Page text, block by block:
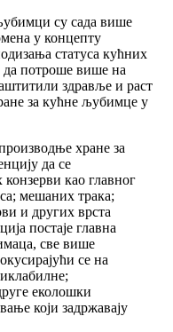
су сада више
у концепту
статуса кућних
потроше више на
здравље и раст
за кућне љубимце у
хране за
да се
као главног
мешаних трака;
и других врста
постаје главна
све више
се на
еколошки
који задржавају